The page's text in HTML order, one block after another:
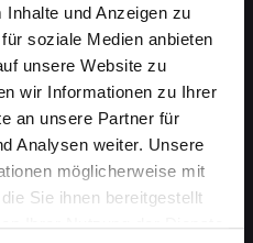
und Anzeigen zu
soziale Medien anbieten
unsere Website zu
wir Informationen zu Ihrer
an unsere Partner für
Analysen weiter. Unsere
möglicherweise mit
Sie ihnen bereitgestellt
Ihrer Nutzung der Dienste